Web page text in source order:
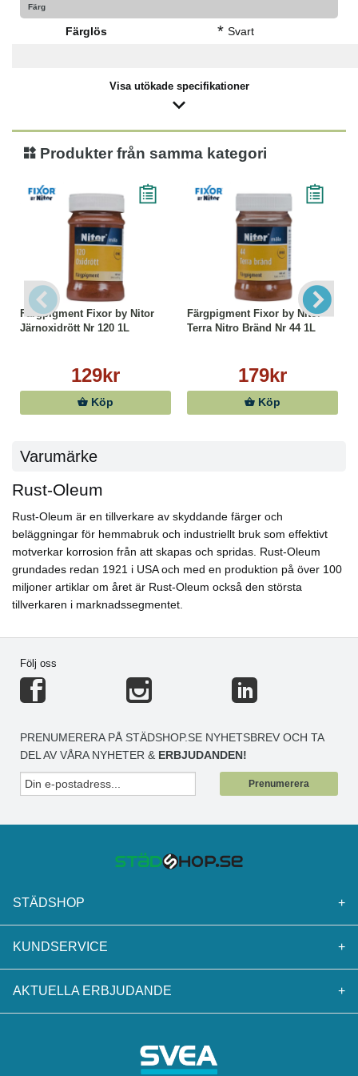
Färg
Färglös * Svart
Visa utökade specifikationer
Produkter från samma kategori
Färgpigment Fixor by Nitor
Järnoxidrött Nr 120 1L
129kr
Köp
Färgpigment Fixor by Nitor
Terra Nitro Bränd Nr 44 1L
179kr
Köp
Varumärke
Rust-Oleum
Rust-Oleum är en tillverkare av skyddande färger och
beläggningar för hemmabruk och industriellt bruk som effektivt
motverkar korrosion från att skapas och spridas. Rust-Oleum
grundades redan 1921 i USA och med en produktion på över 100
miljoner artiklar om året är Rust-Oleum också den största
tillverkaren i marknadssegmentet.
Följ oss
PRENUMERERA PÅ STÄDSHOP.SE NYHETSBREV OCH TA
DEL AV VÅRA NYHETER & ERBJUDANDEN!
Prenumerera
STÄDSHOP +
KUNDSERVICE +
AKTUELLA ERBJUDANDE +